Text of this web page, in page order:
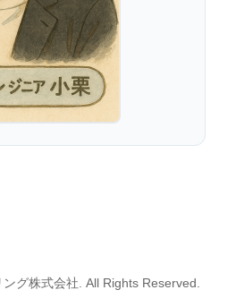
グ株式会社. All Rights Reserved.